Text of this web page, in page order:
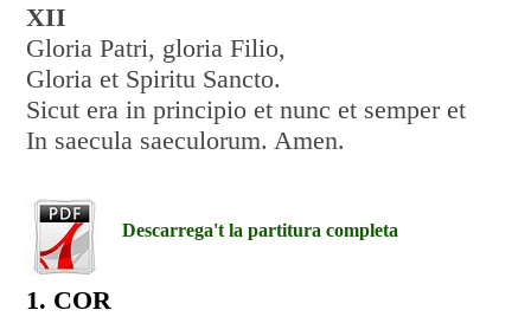
XII
Gloria Patri, gloria Filio,
Gloria et Spiritu Sancto.
Sicut era in principio et nunc et semper et
In saecula saeculorum. Amen.
Descarrega't la partitura completa
1. COR